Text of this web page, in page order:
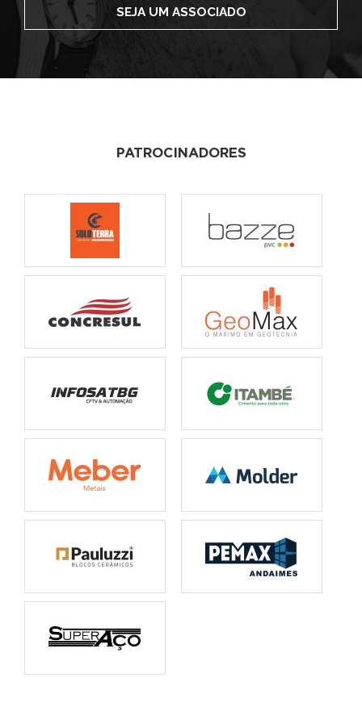
SEJA UM ASSOCIADO
PATROCINADORES